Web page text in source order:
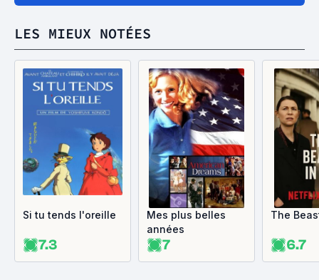
LES MIEUX NOTÉES
Si tu tends l'oreille
7.3
Mes plus belles
années
7
The
6.7